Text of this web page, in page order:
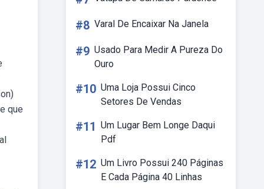
que
#8 Varal De Encaixar Na Janela
#9 Usado Para Medir A Pureza Do
Ouro
#10 Uma Loja Possui Cinco
Setores De Vendas
#11 Um Lugar Bem Longe Daqui
Pdf
#12 Um Livro Possui 240 Páginas
E Cada Página 40 Linhas